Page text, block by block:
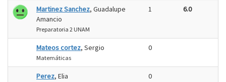
Martinez Sanchez, Guadalupe
Amancio
Preparatoria 2 UNAM
1 6.0
Mateos cortez, Sergio
Matemáticas
0
Perez, Elia 0